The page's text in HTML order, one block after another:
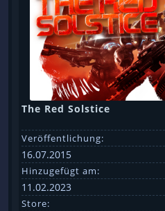
The Red Solstice
Veröffentlichung:
16.07.2015
Hinzugefügt am:
11.02.2023
Store: